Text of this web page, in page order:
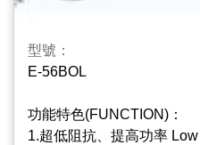
源時按下“OFF”切斷本插
5.2+3孔多功能擴充座, 2
方便2P和3P的家電共用;
型號：
E-56BOL
功能特色(FUNCTION)：
1.超低阻抗、提高功率